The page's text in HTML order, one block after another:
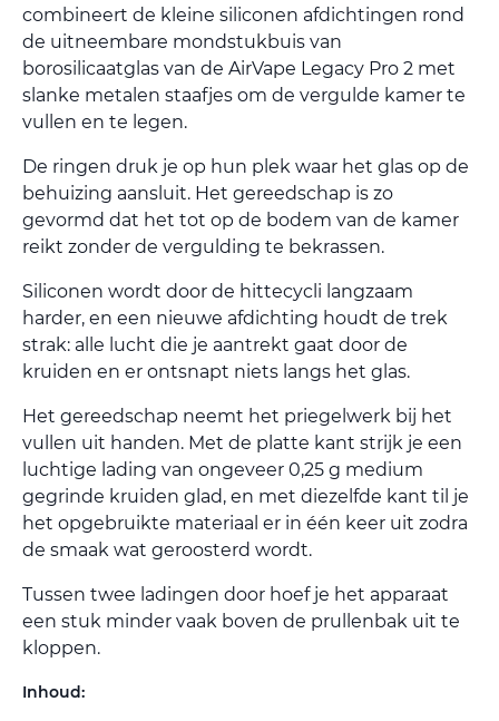
combineert de kleine siliconen afdichtingen rond
de uitneembare mondstukbuis van
borosilicaatglas van de AirVape Legacy Pro 2 met
slanke metalen staafjes om de vergulde kamer te
vullen en te legen.
De ringen druk je op hun plek waar het glas op de
behuizing aansluit. Het gereedschap is zo
gevormd dat het tot op de bodem van de kamer
reikt zonder de vergulding te bekrassen.
Siliconen wordt door de hittecycli langzaam
harder, en een nieuwe afdichting houdt de trek
strak: alle lucht die je aantrekt gaat door de
kruiden en er ontsnapt niets langs het glas.
Het gereedschap neemt het priegelwerk bij het
vullen uit handen. Met de platte kant strijk je een
luchtige lading van ongeveer 0,25 g medium
gegrinde kruiden glad, en met diezelfde kant til je
het opgebruikte materiaal er in één keer uit zodra
de smaak wat geroosterd wordt.
Tussen twee ladingen door hoef je het apparaat
een stuk minder vaak boven de prullenbak uit te
kloppen.
Inhoud: